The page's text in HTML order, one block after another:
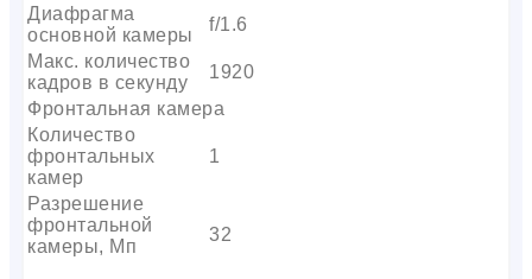
Диафрагма
основной камеры
f/1.6
Макс. количество
кадров в секунду
1920
Фронтальная камера
Количество
фронтальных
камер
1
Разрешение
фронтальной
камеры, Мп
32